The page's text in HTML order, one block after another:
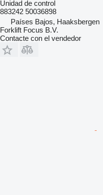
Unidad de control
883242 50036898
Países Bajos, Haaksbergen
Forklift Focus B.V.
Contacte con el vendedor